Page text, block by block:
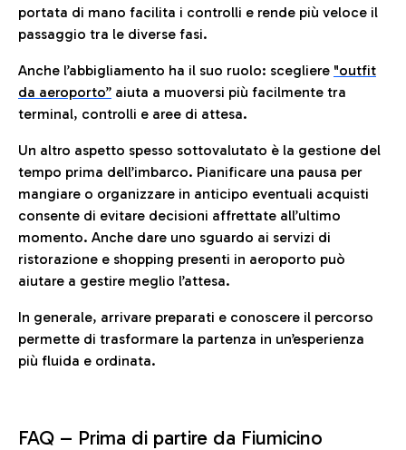
portata di mano facilita i controlli e rende più veloce il
passaggio tra le diverse fasi.
Anche l’abbigliamento ha il suo ruolo: scegliere "outfit
da aeroporto” aiuta a muoversi più facilmente tra
terminal, controlli e aree di attesa.
Un altro aspetto spesso sottovalutato è la gestione del
tempo prima dell’imbarco. Pianificare una pausa per
mangiare o organizzare in anticipo eventuali acquisti
consente di evitare decisioni affrettate all’ultimo
momento. Anche dare uno sguardo ai servizi di
ristorazione e shopping presenti in aeroporto può
aiutare a gestire meglio l’attesa.
In generale, arrivare preparati e conoscere il percorso
permette di trasformare la partenza in un’esperienza
più fluida e ordinata.
FAQ – Prima di partire da Fiumicino